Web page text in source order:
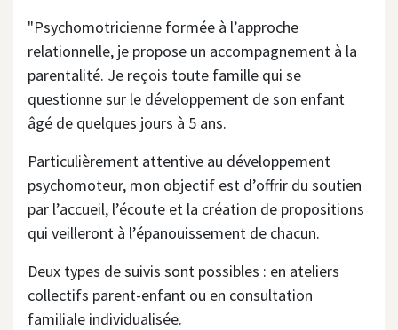
"Psychomotricienne formée à l’approche
relationnelle, je propose un accompagnement à la
parentalité. Je reçois toute famille qui se
questionne sur le développement de son enfant
âgé de quelques jours à 5 ans.
Particulièrement attentive au développement
psychomoteur, mon objectif est d’offrir du soutien
par l’accueil, l’écoute et la création de propositions
qui veilleront à l’épanouissement de chacun.
Deux types de suivis sont possibles : en ateliers
collectifs parent-enfant ou en consultation
familiale individualisée.